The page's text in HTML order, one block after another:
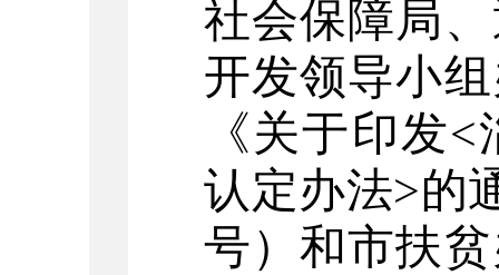
社会保障局
开发领导小
《关于印发<
认定办法>的
号）和市扶